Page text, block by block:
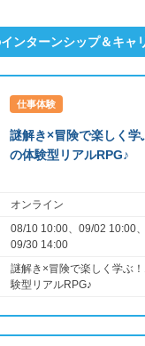
ンターンシップ＆キャ
仕事体験
謎解き×冒険で楽しく学
の体験型リアルRPG♪
オンライン
08/10 10:00、09/02 10:00
09/30 14:00
謎解き×冒険で楽しく学ぶ
験型リアルRPG♪